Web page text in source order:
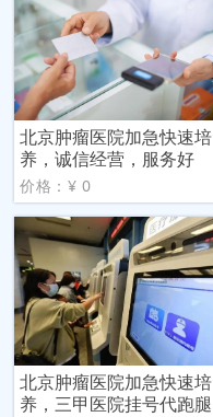
北京肿瘤医院加急快速培
养，诚信经营，服务好
价格：¥ 0
北京肿瘤医院加急快速培
养，三甲医院挂号代跑腿